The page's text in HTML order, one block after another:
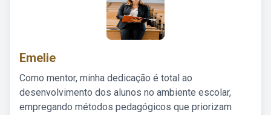
Emelie
Como mentor, minha dedicação é total ao
desenvolvimento dos alunos no ambiente escolar,
empregando métodos pedagógicos que priorizam